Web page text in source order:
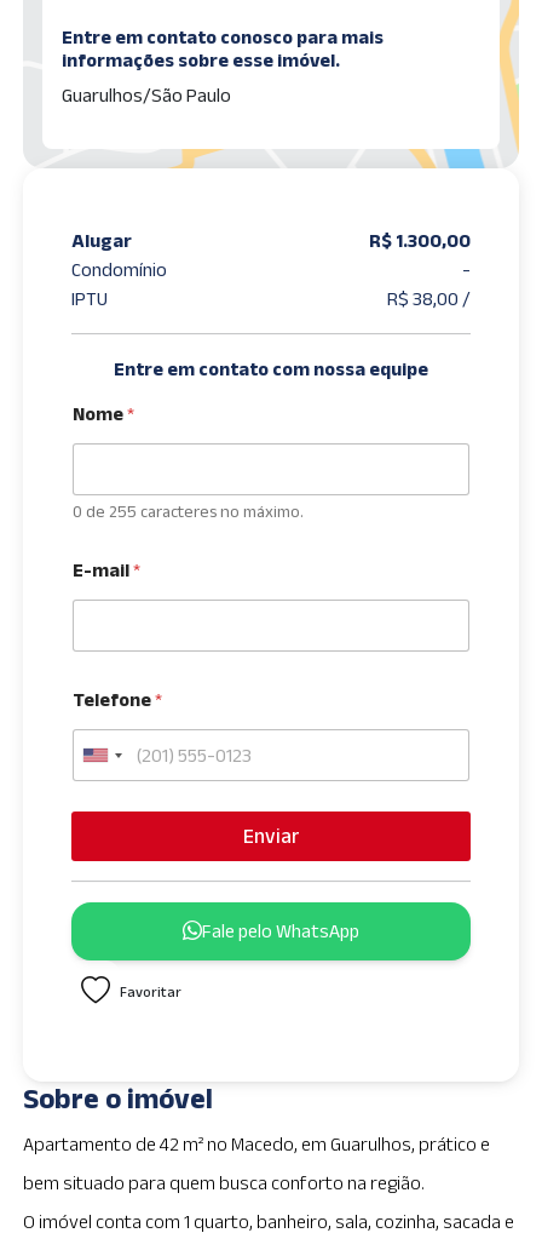
Entre em contato conosco para mais
informações sobre esse imóvel.
Guarulhos/São Paulo
Alugar
R$ 1.300,00
Condomínio
-
IPTU
R$ 38,00 /
Entre em contato com nossa equipe
Nome*
0 de 255 caracteres no máximo.
E-mail*
Telefone*
U
e
d
t
a
+
1
Enviar
Fale pelo WhatsApp
Favoritar
Sobre o imóvel
Apartamento de 42 m² no Macedo, em Guarulhos, prático e
bem situado para quem busca conforto na região.
O imóvel conta com 1 quarto, banheiro, sala, cozinha, sacada e